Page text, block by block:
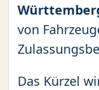
von
Das Kürzel